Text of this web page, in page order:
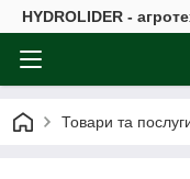
HYDROLIDER -
Товари та